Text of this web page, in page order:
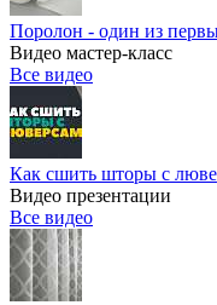
Поролон - один из
Видео мастер-класс
Все видео
Как сшить шторы с
Видео презентации
Все видео